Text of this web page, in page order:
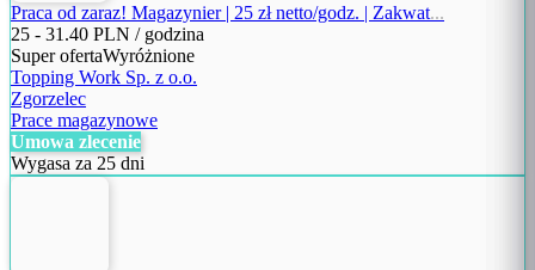
Praca od zaraz! Magazynier | 25 zł netto/godz. | Zakwat...
25 - 31.40 PLN / godzina
Super ofertaWyróżnione
Topping Work Sp. z o.o.
Zgorzelec
Prace magazynowe
Umowa zlecenie
Wygasa za 25 dni